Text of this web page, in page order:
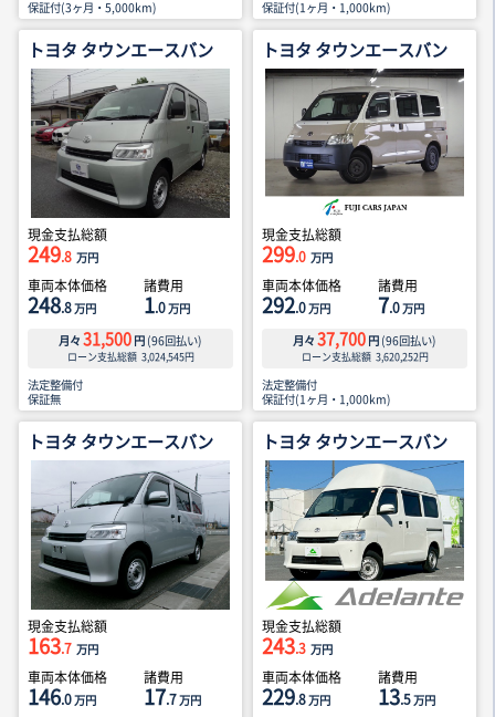
保証付(3ヶ月・5,000km)
保証付(1ヶ月・1,000km)
トヨタ タウンエースバン
現金支払総額
249.8 万円
車両本体価格
248.8万円
諸費用
1.0万円
月々 31,500 円 (96回払い)
ローン支払総額 3,024,545円
法定整備付
保証無
トヨタ タウンエースバン
現金支払総額
299.0 万円
車両本体価格
292.0万円
諸費用
7.0万円
月々 37,700 円 (96回払い)
ローン支払総額 3,620,252円
法定整備付
保証付(1ヶ月・1,000km)
トヨタ タウンエースバン
現金支払総額
163.7 万円
車両本体価格
146.0万円
諸費用
17.7万円
トヨタ タウンエースバン
現金支払総額
243.3 万円
車両本体価格
229.8万円
諸費用
13.5万円